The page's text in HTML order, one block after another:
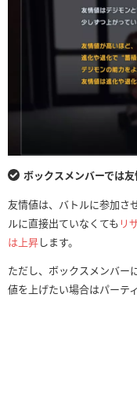
ボックスメンバーでは
友情値は、バトルに参加さ
ルに直接出ていなくても リ
は上昇します。
ただし、ボックスメンバー
値を上げたい場合はパーテ